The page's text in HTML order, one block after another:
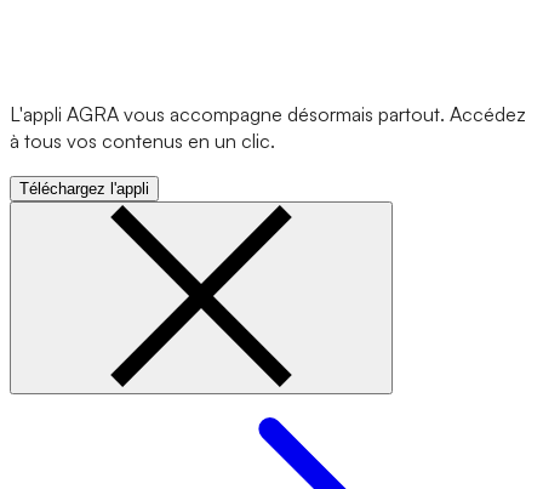
L'appli AGRA vous accompagne désormais partout. Accédez
à tous vos contenus en un clic.
Téléchargez l'appli